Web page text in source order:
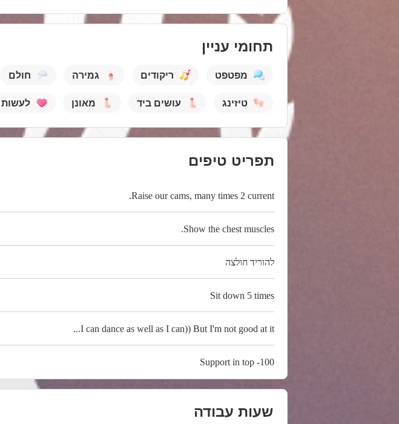
תחומי עניין
מפטפט ריקודים גמירה חולם
טיזינג עושים ביד מאונן
תפריט טיפים
Raise our cams, many times 2 current.
Show the chest muscles.
להוריד חולצה
Sit down 5 times
I can dance as well as I can)) But I'm not good at it...
Support in top -100
שעות עבודה